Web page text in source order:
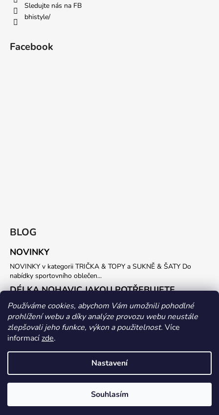
Používáme cookies, abychom Vám umožnili pohodlné
prohlížení webu a díky analýze provozu webu neustále
zlepšovali jeho funkce, výkon a použitelnost. Více
informacízde.
Nastavení
Souhlasím
Sledujte nás na FB
bhistyle/
Facebook
BLOG
NOVINKY
NOVINKY v kategorii TRIČKA & TOPY a SUKNĚ & ŠATY Do
nabídky sportovního oblečen...
DÉLKA NOHAVIC JAKOU POTŘEBUJETE
Potřebujete vlastní délku SPORTOVNÍCH KALHOT nebo LEGIN ?
Stačí nám do objednávky uvést požadovanou...
ARCHIV
BHiStyle. Všechna práva vyhrazena.